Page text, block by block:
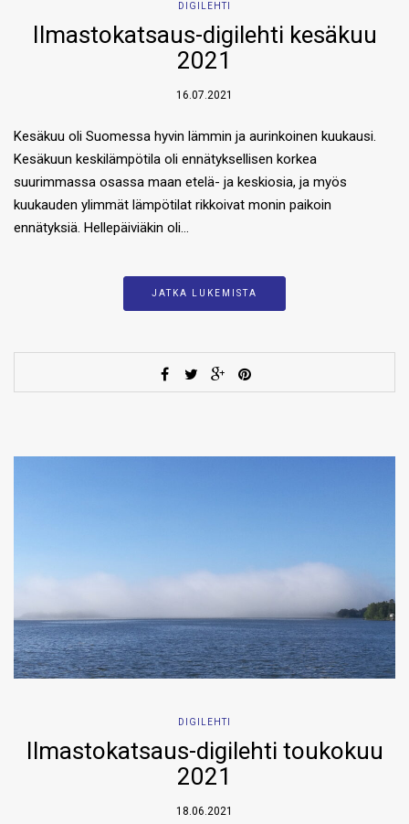
DIGILEHTI
Ilmastokatsaus-digilehti kesäkuu
2021
16.07.2021
Kesäkuu oli Suomessa hyvin lämmin ja aurinkoinen kuukausi.
Kesäkuun keskilämpötila oli ennätyksellisen korkea
suurimmassa osassa maan etelä- ja keskiosia, ja myös
kuukauden ylimmät lämpötilat rikkoivat monin paikoin
ennätyksiä. Hellepäiviäkin oli…
JATKA LUKEMISTA
DIGILEHTI
Ilmastokatsaus-digilehti toukokuu
2021
18.06.2021